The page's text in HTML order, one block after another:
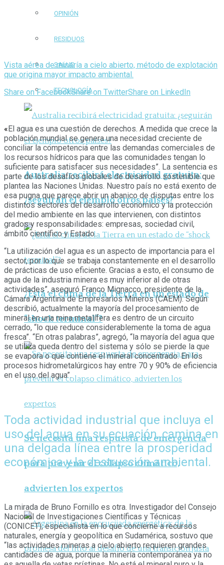
OPINIÓN
RESIDUOS
SALUD
TECNOLOGÍA
Australia recibirá electricidad gratuita:
¿seguirán el ejemplo otros países?
¿Está el clima de la Tierra en un estado de
“shock terminal”?
Se necesita una respuesta de emergencia
para prevenir el colapso climático,
advierten los expertos
Vista aérea de minería a cielo abierto, método de explotación
que origina mayor impacto ambiental.
Share on FacebookShare on TwitterShare on LinkedIn
«El agua es una cuestión de derechos. A medida que crece la
población mundial se genera una necesidad creciente de
conciliar la competencia entre las demandas comerciales de
los recursos hídricos para que las comunida­des tengan lo
suficiente para satisfacer sus necesidades”. La sentencia es
parte de los desafíos globales de desarrollo sostenible que
plantea las Naciones Unidas. Nuestro país no está exento de
esa pugna que parece abrir un abanico de disputas entre los
distintos sectores del desarrollo económico y la protección
del medio ambiente en las que intervienen, con distintos
grados y responsabilidades: empre­sas, sociedad civil,
ámbito científico y Estado.
“La utilización del agua es un aspecto de im­portancia para el
sector, por lo que se trabaja constantemente en el desarrollo
de prácticas de uso eficiente. Gracias a esto, el consumo de
agua de la industria minera es muy infe­rior al de otras
actividades”, aseguró Franco Mignacco, presidente de la
Cámara Argenti­na de Empresarios Mineros (CAEM). Según
describió, actualmente la mayoría del procesamiento de
mineral en una mina metalífera es dentro de un circuito
cerrado, “lo que reduce considerablemente la toma de agua
fresca”. “En otras palabras”, agregó, “la mayoría del agua que
se utiliza queda dentro del sistema y sólo se pierde la que
se evapora o que con­tiene el mineral concentrado. En los
procesos hidrometalúrgicos hay entre 70 y 90% de eficiencia
en el uso del agua”.
Toda actividad industrial que incluya el
uso del agua en su ecuación, camina en
una delgada línea entre la prosperidad
económica y la destrucción ambiental.
La mirada de Bruno Fornillo es otra. Inves­tigador del Consejo
Nacional de Investiga­ciones Científicas y Técnicas
(CONICET), especialista en lo que concierne a recursos
naturales, energía y geopolítica en Sudamérica, sostuvo que
“las actividades mineras a cielo abierto requieren grandes
cantidades de agua, porque la minería contemporánea ya no